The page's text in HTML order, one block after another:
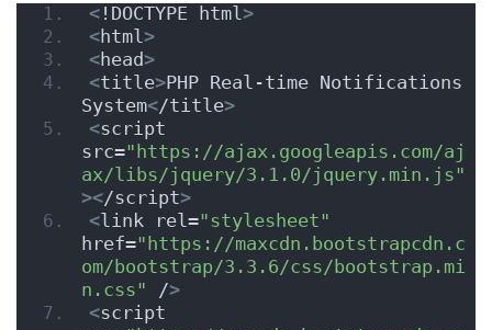
< !DOCTYPE html >
<html >
<head>
<title>PHP Real-time Notifications
System</title>
<script
src="https://ajax.googleapis.com/aj
ax/libs/jquery/3.1.0/jquery.min.js"
></script>
<link rel="stylesheet"
href="https://maxcdn.bootstrapcdn.c
om/bootstrap/3.3.6/css/bootstrap.mi
n.css" />
<script